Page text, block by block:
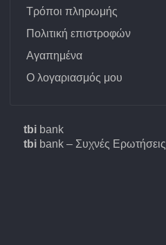
Τρόποι πληρωμής
Πολιτική επιστροφών
Αγαπημένα
Ο λογαριασμός μου
tbi bank
tbi bank – Συχνές Ερωτήσεις